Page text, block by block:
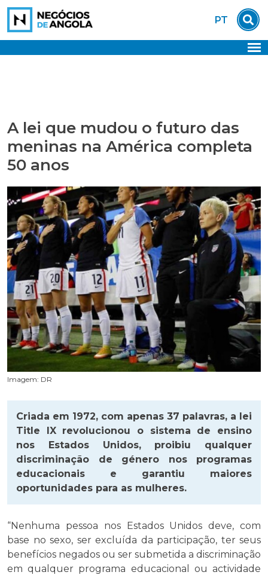
Skip
content
PT
A lei que mudou o futuro das
meninas na América completa
50 anos
Imagem: DR
Criada em 1972, com apenas 37 palavras, a lei
Title IX revolucionou o sistema de ensino
nos Estados Unidos, proibiu qualquer
discriminação de género nos programas
educacionais e garantiu maiores
oportunidades para as mulheres.
“Nenhuma pessoa nos Estados Unidos deve, com
base no sexo, ser excluída da participação, ter seus
benefícios negados ou ser submetida a discriminação
em qualquer programa educacional ou actividade